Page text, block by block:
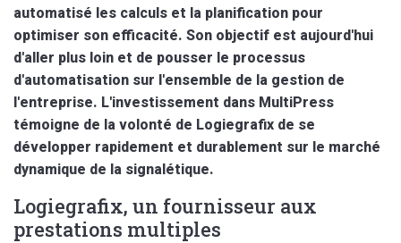
automatisé les calculs et la planification pour
optimiser son efficacité. Son objectif est aujourd'hui
d'aller plus loin et de pousser le processus
d'automatisation sur l'ensemble de la gestion de
l'entreprise. L'investissement dans MultiPress
témoigne de la volonté de Logiegrafix de se
développer rapidement et durablement sur le marché
dynamique de la signalétique.
Logiegrafix, un fournisseur aux
prestations multiples